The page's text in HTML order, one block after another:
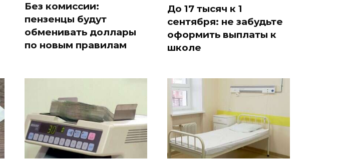
Без комиссии:
пензенцы будут
обменивать доллары
по новым правилам
До 17 тысяч к 1
сентября: не забудьте
оформить выплаты к
школе